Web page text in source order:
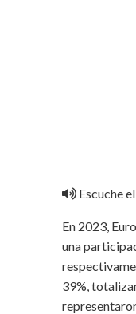
Escuche
En 2023,
una
39%,